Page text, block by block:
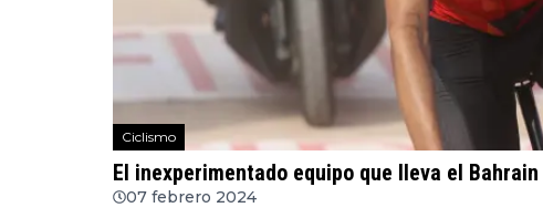
Ciclismo
El inexperimentado equipo que lleva el
07 febrero 2024